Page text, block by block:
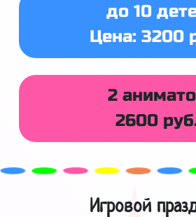
до 10
Цена: 3200
2
2600
Игровой